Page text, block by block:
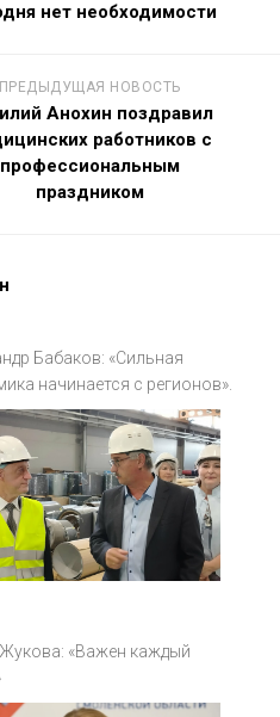
нет необходимости
ПРЕДЫДУЩАЯ НОВОСТЬ
Анохин поздравил
работников с
профессиональным
праздником
Бабаков: «Сильная
начинается с регионов».
«Важен каждый